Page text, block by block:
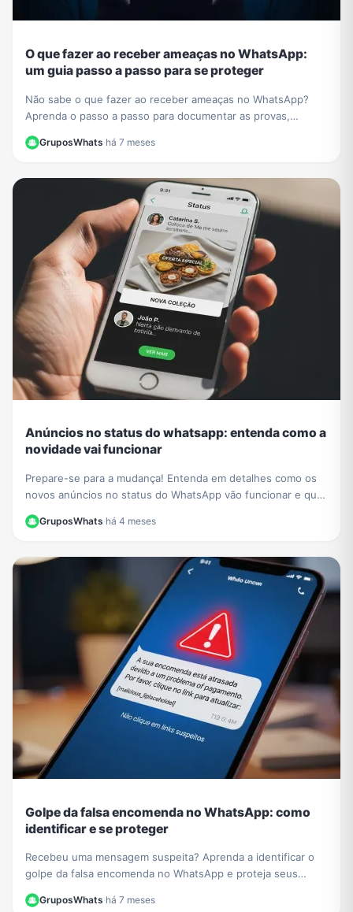
O que fazer ao receber ameaças no WhatsApp:
um guia passo a passo para se proteger
Não sabe o que fazer ao receber ameaças no WhatsApp?
Aprenda o passo a passo para documentar as provas,
GruposWhats·há 7 meses
Anúncios no status do whatsapp: entenda como a
novidade vai funcionar
Prepare-se para a mudança! Entenda em detalhes como os
novos anúncios no status do WhatsApp vão funcionar e qual
GruposWhats·há 4 meses
Golpe da falsa encomenda no WhatsApp: como
identificar e se proteger
Recebeu uma mensagem suspeita? Aprenda a identificar o
golpe da falsa encomenda no WhatsApp e proteja seus
dados de links maliciosos e cobranças falsas.
GruposWhats·há 7 meses